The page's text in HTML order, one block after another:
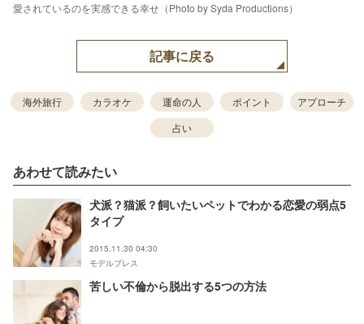
愛されているのを実感できる幸せ（Photo by Syda Productions）
記事に戻る
海外旅行 カラオケ 運命の人 ポイント
アプローチ
占い
あわせて読みたい
犬派？猫派？飼いたいペットでわかる恋愛の弱点5
タイプ
2015.11.30 04:30
モデルプレス
苦しい不倫から脱出する5つの方法